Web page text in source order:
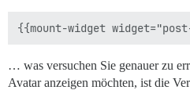
… was versuchen Sie genauer zu
Avatar anzeigen möchten, ist die